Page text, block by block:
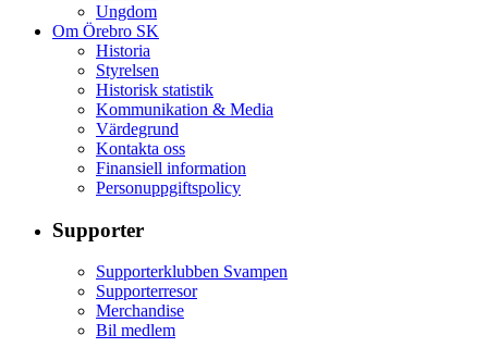
Ungdom
Om Örebro SK
Historia
Styrelsen
Historisk statistik
Kommunikation & Media
Värdegrund
Kontakta oss
Finansiell information
Personuppgiftspolicy
Supporter
Supporterklubben Svampen
Supporterresor
Merchandise
Bil medlem